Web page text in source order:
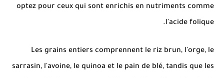
optez pour ceux qui sont enrichis en nutriments comme
l'acide folique.
Les grains entiers comprennent le riz brun, l'orge, le
sarrasin, l'avoine, le quinoa et le pain de blé, tandis que les